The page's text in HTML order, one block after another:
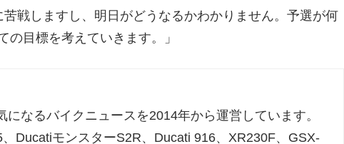
戦しますし、明日がどうなるかわかりません。予選が何
目標を考えていきます。」
なるバイクニュースを2014年から運営しています。
DucatiモンスターS2R、Ducati 916、XR230F、GSX-